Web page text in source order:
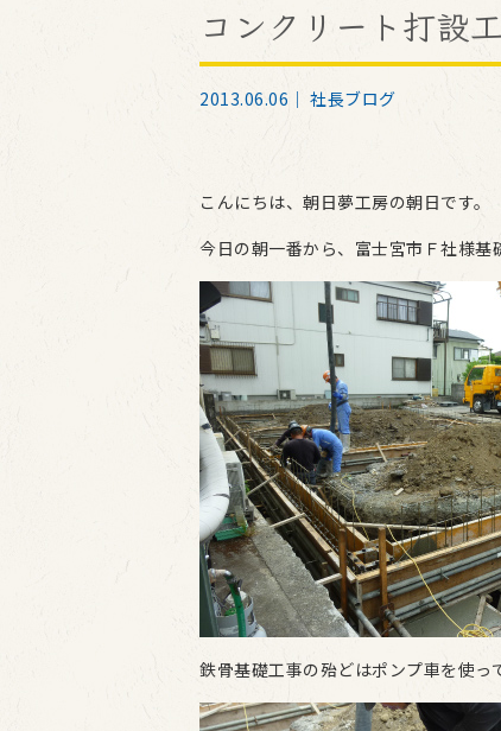
コンクリート打設工
2013.06.06｜ 社長ブログ
こんにちは、朝日夢工房の朝日です。
今日の朝一番から、富士宮市Ｆ社様基
鉄骨基礎工事の殆どはポンプ車を使っ